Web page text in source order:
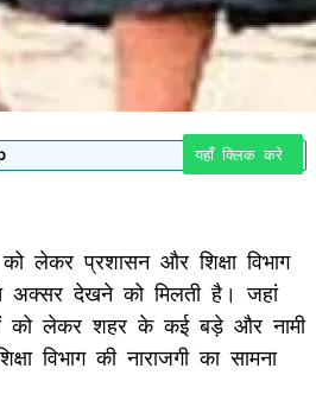
यहाँ क्लिक करे
लेकर प्रशासन और शिक्षा विभाग
अक्सर देखने को मिलती है। जहां
को लेकर शहर के कई बड़े और नामी
विभाग की नाराजगी का सामना